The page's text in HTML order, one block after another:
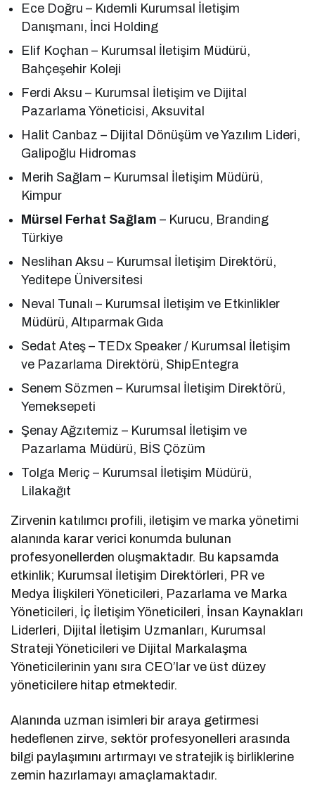
Ece Doğru – Kıdemli Kurumsal İletişim
Danışmanı, İnci Holding
Elif Koçhan – Kurumsal İletişim Müdürü,
Bahçeşehir Koleji
Ferdi Aksu – Kurumsal İletişim ve Dijital
Pazarlama Yöneticisi, Aksuvital
Halit Canbaz – Dijital Dönüşüm ve Yazılım Lideri,
Galipoğlu Hidromas
Merih Sağlam – Kurumsal İletişim Müdürü,
Kimpur
Mürsel Ferhat Sağlam – Kurucu, Branding
Türkiye
Neslihan Aksu – Kurumsal İletişim Direktörü,
Yeditepe Üniversitesi
Neval Tunalı – Kurumsal İletişim ve Etkinlikler
Müdürü, Altıparmak Gıda
Sedat Ateş – TEDx Speaker / Kurumsal İletişim
ve Pazarlama Direktörü, ShipEntegra
Senem Sözmen – Kurumsal İletişim Direktörü,
Yemeksepeti
Şenay Ağzıtemiz – Kurumsal İletişim ve
Pazarlama Müdürü, BİS Çözüm
Tolga Meriç – Kurumsal İletişim Müdürü,
Lilakağıt
Zirvenin katılımcı profili, iletişim ve marka yönetimi
alanında karar verici konumda bulunan
profesyonellerden oluşmaktadır. Bu kapsamda
etkinlik; Kurumsal İletişim Direktörleri, PR ve
Medya İlişkileri Yöneticileri, Pazarlama ve Marka
Yöneticileri, İç İletişim Yöneticileri, İnsan Kaynakları
Liderleri, Dijital İletişim Uzmanları, Kurumsal
Strateji Yöneticileri ve Dijital Markalaşma
Yöneticilerinin yanı sıra CEO’lar ve üst düzey
yöneticilere hitap etmektedir.
Alanında uzman isimleri bir araya getirmesi
hedeflenen zirve, sektör profesyonelleri arasında
bilgi paylaşımını artırmayı ve stratejik iş birliklerine
zemin hazırlamayı amaçlamaktadır.